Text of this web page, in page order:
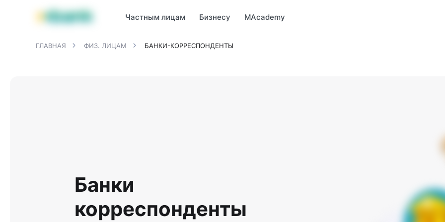
Продукты MBANK MJunior
Частным лицам Бизнесу MAcademy
ГЛАВНАЯ ФИЗ. ЛИЦАМ БАНКИ-КОРРЕСПОНДЕНТЫ
Банки
корреспонденты